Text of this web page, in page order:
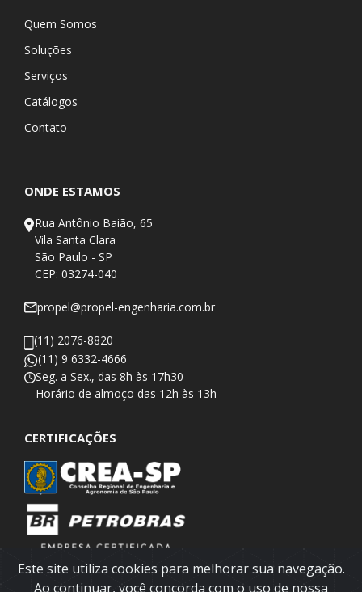
Quem Somos
Soluções
Serviços
Catálogos
Contato
ONDE ESTAMOS
Rua Antônio Baião, 65
Vila Santa Clara
São Paulo - SP
CEP: 03274-040
propel@propel-engenharia.com.br
(11) 2076-8820
(11) 9 6332-4666
Seg. a Sex., das 8h às 17h30
​Horário de almoço das 12h às 13h
CERTIFICAÇÕES
Este site utiliza cookies para melhorar sua navegação.
Ao continuar, você concorda com o uso de nossa